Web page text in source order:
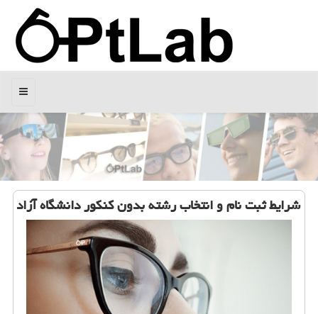
منو
شرایط ثبت نام و انتخاب رشته بدون كنكور دانشگاه آزاد